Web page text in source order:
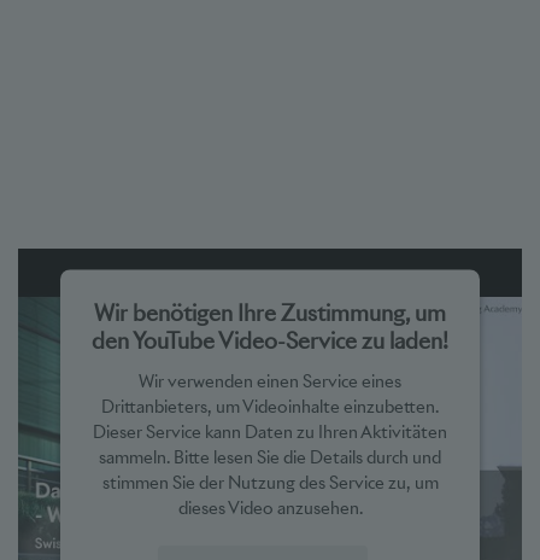
Wir benötigen Ihre Zustimmung, um
den YouTube Video-Service zu laden!
Wir verwenden einen Service eines
Drittanbieters, um Videoinhalte einzubetten.
Dieser Service kann Daten zu Ihren Aktivitäten
sammeln. Bitte lesen Sie die Details durch und
stimmen Sie der Nutzung des Service zu, um
dieses Video anzusehen.